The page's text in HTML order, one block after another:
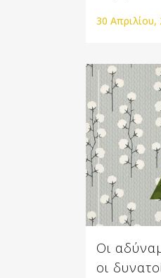
30 Απριλίου,
Οι
οι